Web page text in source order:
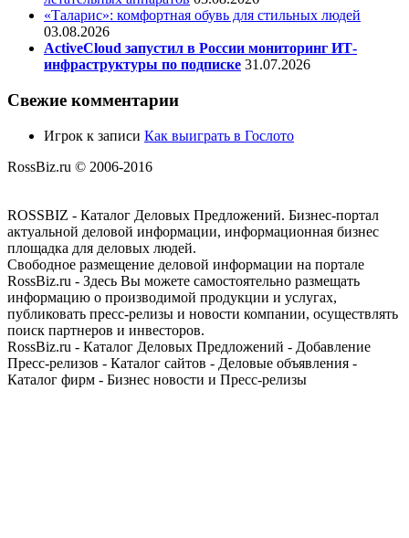
«Таларис»: комфортная обувь для стильных людей
03.08.2026
ActiveCloud запустил в России мониторинг ИТ-
инфраструктуры по подписке 31.07.2026
Свежие комментарии
Игрок к записи Как выиграть в Гослото
RossBiz.ru © 2006-2016
ROSSBIZ - Каталог Деловых Предложений. Бизнес-портал
актуальной деловой информации, информационная бизнес
площадка для деловых людей.
Свободное размещение деловой информации на портале
RossBiz.ru - Здесь Вы можете самостоятельно размещать
информацию о производимой продукции и услугах,
публиковать пресс-релизы и новости компании, осуществлять
поиск партнеров и инвесторов.
RossBiz.ru - Каталог Деловых Предложений - Добавление
Пресс-релизов - Каталог сайтов - Деловые объявления -
Каталог фирм - Бизнес новости и Пресс-релизы